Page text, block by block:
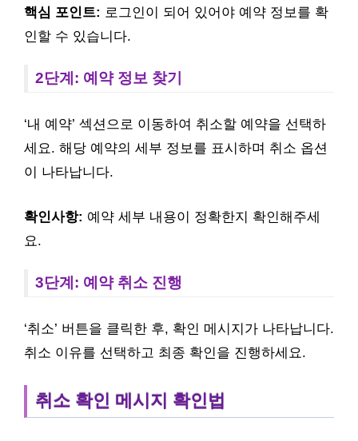
핵심 포인트: 로그인이 되어 있어야 예약 정보를 확
인할 수 있습니다.
2단계: 예약 정보 찾기
‘내 예약’ 섹션으로 이동하여 취소할 예약을 선택하
세요. 해당 예약의 세부 정보를 표시하며 취소 옵션
이 나타납니다.
확인사항: 예약 세부 내용이 정확한지 확인해주세
요.
3단계: 예약 취소 진행
‘취소’ 버튼을 클릭한 후, 확인 메시지가 나타납니다.
취소 이유를 선택하고 최종 확인을 진행하세요.
취소 확인 메시지 확인법